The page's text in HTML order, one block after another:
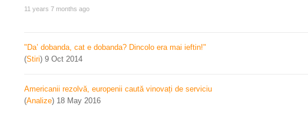
11 years 7 months ago
"Da’ dobanda, cat e dobanda? Dincolo era mai ieftin!"
(Stiri) 9 Oct 2014
Americanii rezolvă, europenii caută vinovați de serviciu
(Analize) 18 May 2016